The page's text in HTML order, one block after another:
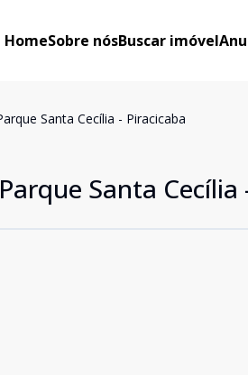
HomeSobre nósBuscar imóvel
Santa Cecília - Piracicaba
Santa Cecília